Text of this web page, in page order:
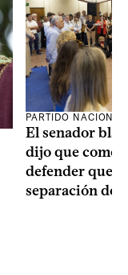
PARTIDO NACIONAL
El senador
dijo que como
defender que
separación de